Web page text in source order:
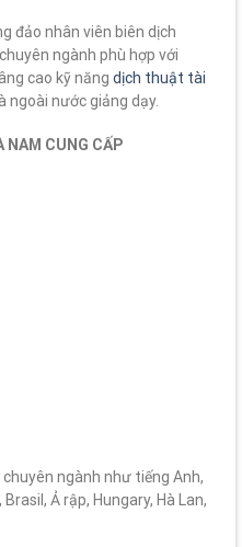
đảo nhân viên biên dịch
ngành phù hợp với
cao kỹ năng dịch thuật tài
ngoài nước giảng dạy.
NAM CUNG CẤP
ngành như tiếng Anh,
Ả rập, Hungary, Hà Lan,